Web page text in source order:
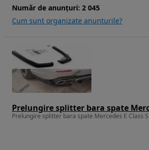
Număr de anunțuri: 2 045
Cum sunt organizate anunturile?